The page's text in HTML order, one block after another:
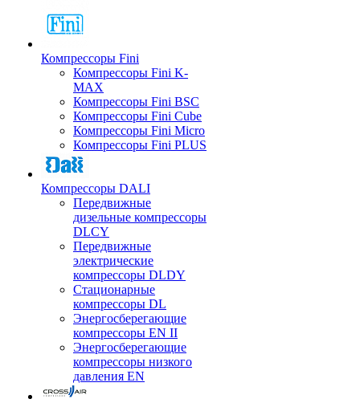
Компрессоры Fini
Компрессоры Fini K-
MAX
Компрессоры Fini BSC
Компрессоры Fini Cube
Компрессоры Fini Micro
Компрессоры Fini PLUS
Компрессоры DALI
Передвижные
дизельные компрессоры
DLCY
Передвижные
электрические
компрессоры DLDY
Стационарные
компрессоры DL
Энергосберегающие
компрессоры EN II
Энергосберегающие
компрессоры низкого
давления EN